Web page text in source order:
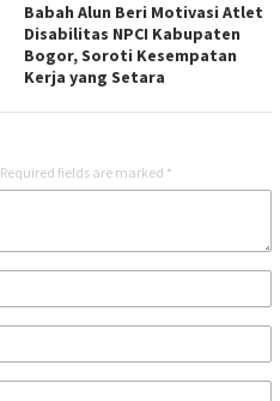
Babah Alun Beri Motivasi Atlet
Disabilitas NPCI Kabupaten
Bogor, Soroti Kesempatan
Kerja yang Setara
Required fields are marked *